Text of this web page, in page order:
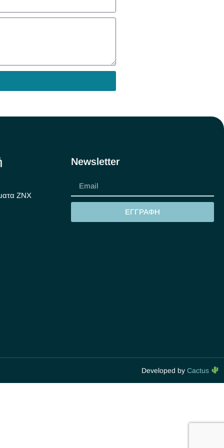
ΖΝΧ
Newsletter
ΕΓΓΡΑΦΗ
Developed byCactus